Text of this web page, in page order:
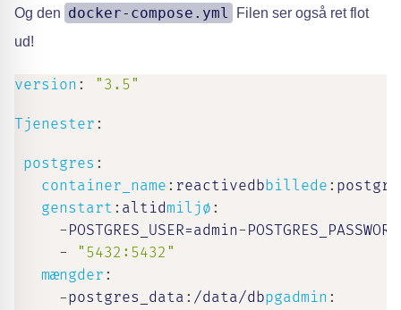
Og den docker-compose.yml
Filen ser også ret flot
ud!
version : "3.5"
Tjenester :
postgres :
container_name : reactivedbbillede :
genstart : altidmiljø :
- POSTGRES_USER=admin-
-
"5432:5432"
mængder :
-postgres_data : /data/dbpgadmin :